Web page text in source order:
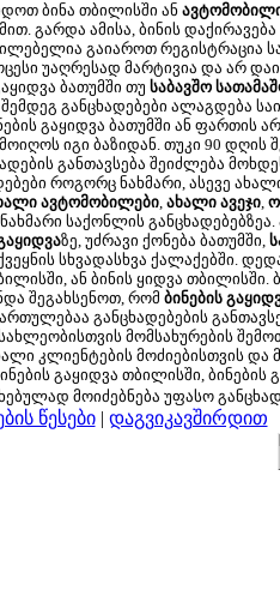
ბინა თბილისში ან
გარდა ამისა, ბინის
გაიაროთ რეგისტრაცია
უაღრესად მარტივია და არ
ბათუმში თუ საბავშო
განცხადებები ალაგდება
გაყიდვა ბათუმში ან ფართის
იგი ბაზიდან. თუკი 90 დღის
განთავსება შეიძლება
როგორც ნახმარი, ასევე
ავტომობილები, ახალი ავეჯი,
საქონლის
ზე, უძრავი ქონება ბათუმში,
სხვადასხვა ქალაქებში.
ან ბინის ყიდვა
შეგახსენოთ, რომ ბინების
განცხადებების
მომსახურების
კლიენტების მოძიებისთვის და
გაყიდვა თბილისში, ბინების
მოიძებნება უფასო
წესები| დაგვიკავშირდით